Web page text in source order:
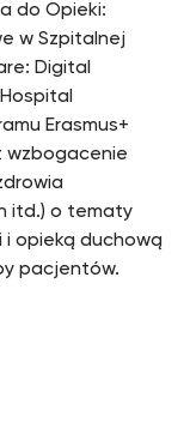
do Opieki:
w Szpitalnej
Digital
Erasmus+
wzbogacenie
itd.) o tematy
i opieką duchową
pacjentów.